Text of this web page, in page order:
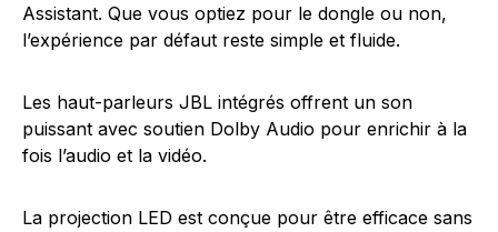
Assistant. Que vous optiez pour le dongle ou non,
l’expérience par défaut reste simple et fluide.
Les haut-parleurs JBL intégrés offrent un son
puissant avec soutien Dolby Audio pour enrichir à la
fois l’audio et la vidéo.
La projection LED est conçue pour être efficace sans